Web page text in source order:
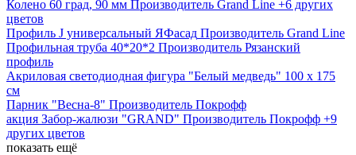
Колено 60 град, 90 мм Производитель Grand Line +6 других
цветов
Профиль J универсальный ЯФасад Производитель Grand Line
Профильная труба 40*20*2 Производитель Рязанский
профиль
Акриловая светодиодная фигура "Белый медведь" 100 х 175
см
Парник "Весна-8" Производитель Покрофф
акция Забор-жалюзи "GRAND" Производитель Покрофф +9
других цветов
показать ещё